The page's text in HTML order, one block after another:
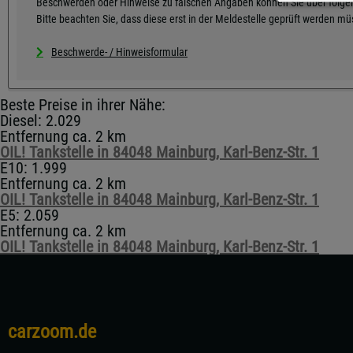
Bitte beachten Sie, dass diese erst in der Meldestelle geprüft werden
Beschwerde- / Hinweisformular
Beste Preise in ihrer Nähe:
Diesel: 2.029
Entfernung ca. 2 km
OIL! Tankstelle in 84048 Mainburg, Karl-Benz-Str. 1
E10: 1.999
Entfernung ca. 2 km
OIL! Tankstelle in 84048 Mainburg, Karl-Benz-Str. 1
E5: 2.059
Entfernung ca. 2 km
OIL! Tankstelle in 84048 Mainburg, Karl-Benz-Str. 1
carzoom.de